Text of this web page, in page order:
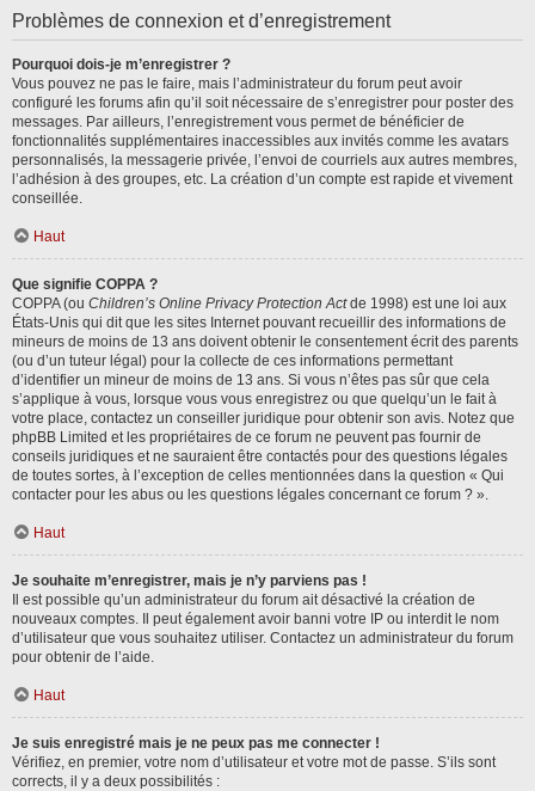
Problèmes de connexion et d’enregistrement
Pourquoi dois-je m’enregistrer ?
Vous pouvez ne pas le faire, mais l’administrateur du forum peut avoir
configuré les forums afin qu’il soit nécessaire de s’enregistrer pour poster des
messages. Par ailleurs, l’enregistrement vous permet de bénéficier de
fonctionnalités supplémentaires inaccessibles aux invités comme les avatars
personnalisés, la messagerie privée, l’envoi de courriels aux autres membres,
l’adhésion à des groupes, etc. La création d’un compte est rapide et vivement
conseillée.
Haut
Que signifie COPPA ?
COPPA (ou Children’s Online Privacy Protection Actde 1998) est une loi aux
États-Unis qui dit que les sites Internet pouvant recueillir des informations de
mineurs de moins de 13 ans doivent obtenir le consentement écrit des parents
(ou d’un tuteur légal) pour la collecte de ces informations permettant
d’identifier un mineur de moins de 13 ans. Si vous n’êtes pas sûr que cela
s’applique à vous, lorsque vous vous enregistrez ou que quelqu’un le fait à
votre place, contactez un conseiller juridique pour obtenir son avis. Notez que
phpBB Limited et les propriétaires de ce forum ne peuvent pas fournir de
conseils juridiques et ne sauraient être contactés pour des questions légales
de toutes sortes, à l’exception de celles mentionnées dans la question « Qui
contacter pour les abus ou les questions légales concernant ce forum ? ».
Haut
Je souhaite m’enregistrer, mais je n’y parviens pas !
Il est possible qu’un administrateur du forum ait désactivé la création de
nouveaux comptes. Il peut également avoir banni votre IP ou interdit le nom
d’utilisateur que vous souhaitez utiliser. Contactez un administrateur du forum
pour obtenir de l’aide.
Haut
Je suis enregistré mais je ne peux pas me connecter !
Vérifiez, en premier, votre nom d’utilisateur et votre mot de passe. S’ils sont
corrects, il y a deux possibilités :